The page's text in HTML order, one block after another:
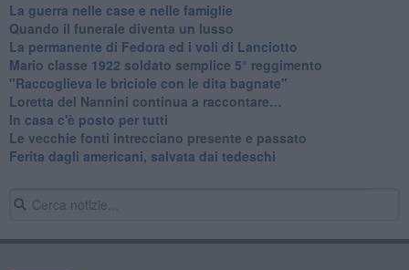
La guerra nelle case e nelle famiglie
Quando il funerale diventa un lusso
La permanente di Fedora ed i voli di Lanciotto
Mario classe 1922 soldato semplice 5° reggimento
"Raccoglieva le briciole con le dita bagnate"
​Loretta del Nannini continua a raccontare…
In casa c'è posto per tutti
Le vecchie fonti intrecciano presente e passato
Ferita dagli americani, salvata dai tedeschi